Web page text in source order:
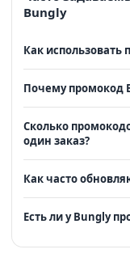
Bungly
Как использовать
Почему промокод
Сколько
один заказ?
Как часто
Есть ли у Bungly